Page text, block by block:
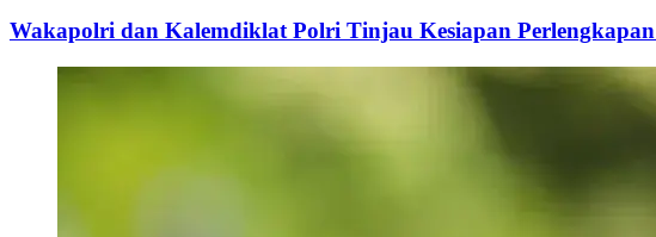
Wakapolri dan Kalemdiklat Polri Tinjau Kesiapan